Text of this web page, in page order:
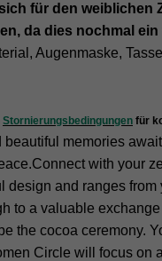
für den
da dies nochmal
Augenmaske,
Stornierungsbedingungen für
memories
with your
and ranges
to a valuable
the cocoa ceremony.
Circle will focus on